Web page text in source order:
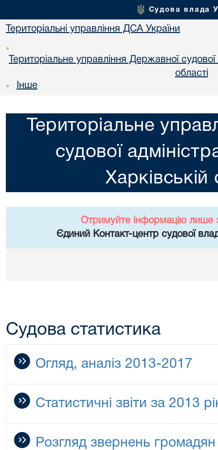
Судова влада
Територіальні управління ДСА України
•
Територіальне управління Державної судової
областi
• Інше
Територіальне
судової
Харкiвській
Отримуйте інформацію лише
Єдиний Контакт-центр судової
Судова статистика
Огляд, аналіз 2013-2017
Статистичні звіти за 2013
Розгляд звернень